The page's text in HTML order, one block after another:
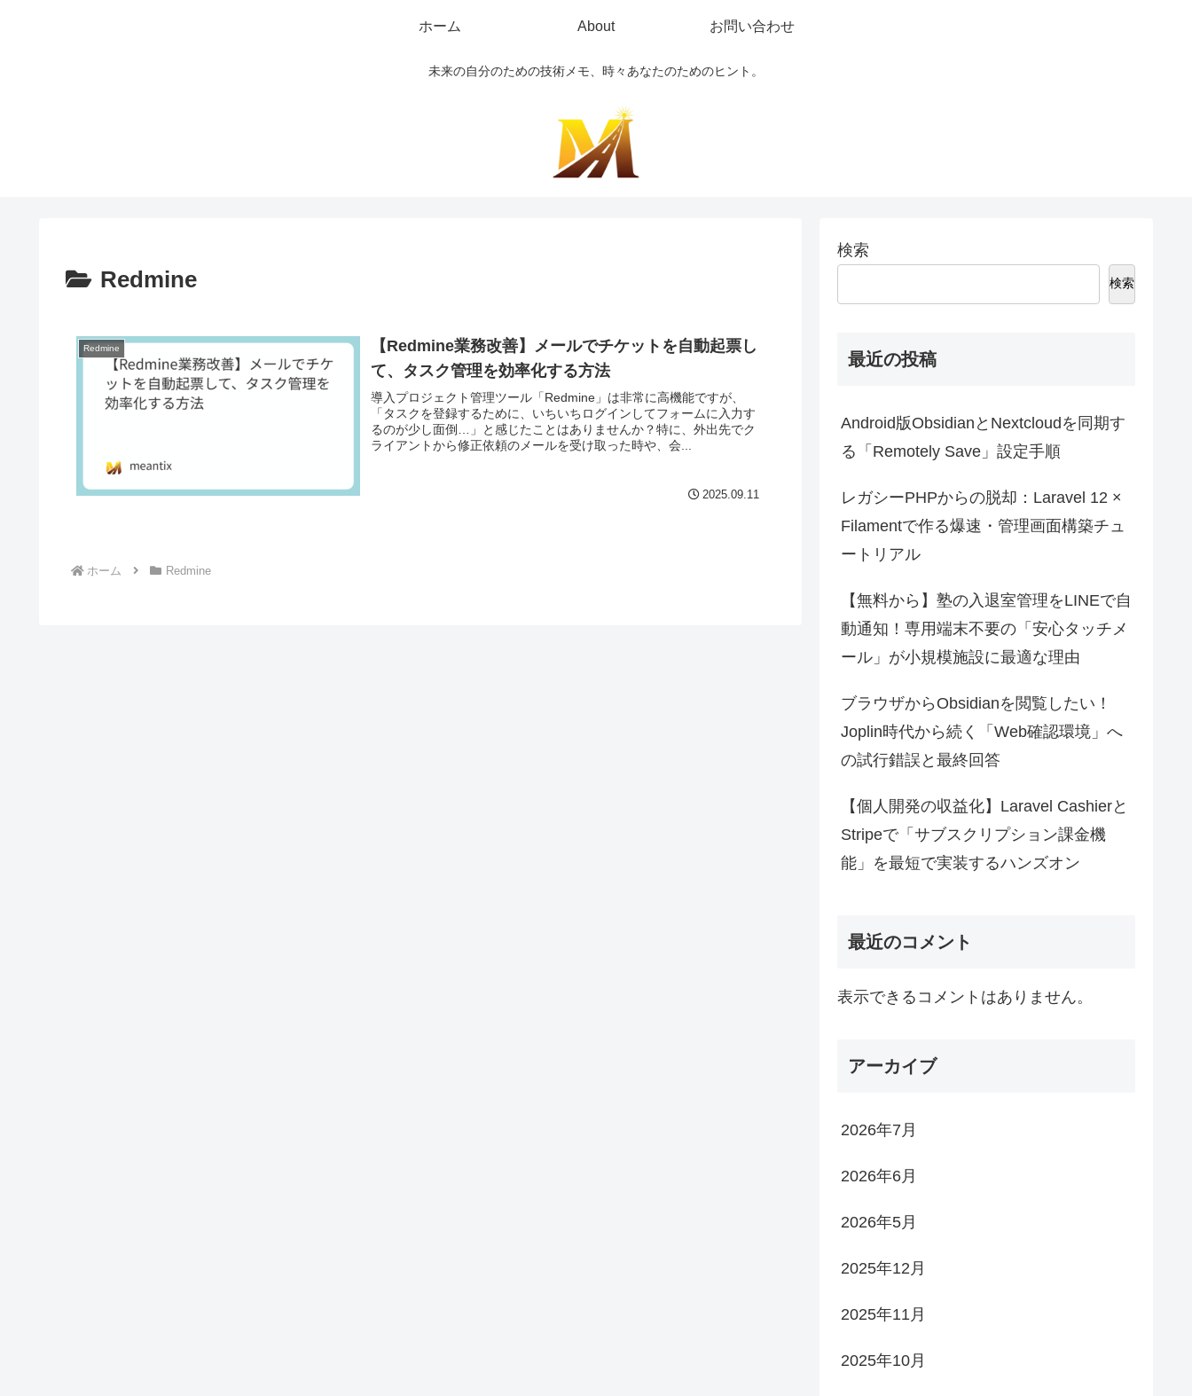
未来の自分のための技術メモ、時々あなたのためのヒント。
ホーム About お問い合わせ
Redmine
Redmine
【Redmine業務改善】メールでチケットを自動起票し
て、タスク管理を効率化する方法
導入プロジェクト管理ツール「Redmine」は非常に高機能ですが、
「タスクを登録するために、いちいちログインしてフォームに入力す
るのが少し面倒…」と感じたことはありませんか？特に、外出先でク
ライアントから修正依頼のメールを受け取った時や、会...
2025.09.11
ホーム Redmine
検索
検索
最近の投稿
Android版ObsidianとNextcloudを同期す
る「Remotely Save」設定手順
レガシーPHPからの脱却：Laravel 12 ×
Filamentで作る爆速・管理画面構築チュ
ートリアル
【無料から】塾の入退室管理をLINEで自
動通知！専用端末不要の「安心タッチメ
ール」が小規模施設に最適な理由
ブラウザからObsidianを閲覧したい！
Joplin時代から続く「Web確認環境」へ
の試行錯誤と最終回答
【個人開発の収益化】Laravel Cashierと
Stripeで「サブスクリプション課金機
能」を最短で実装するハンズオン
最近のコメント
表示できるコメントはありません。
アーカイブ
2026年7月
2026年6月
2026年5月
2025年12月
2025年11月
2025年10月